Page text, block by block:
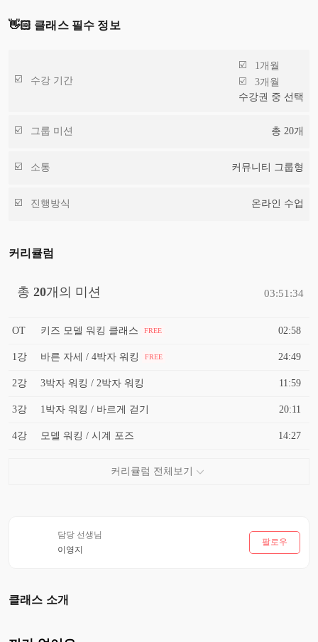
👋🏻 클래스 필수 정보
수강 기간
1개월
3개월
수강권 중 선택
그룹 미션 총 20개
소통 커뮤니티 그룹형
진행방식 온라인 수업
커리큘럼
총 20개의 미션 03:51:34
OT 키즈 모델 워킹 클래스 FREE 02:58
1강 바른 자세 / 4박자 워킹 FREE 24:49
2강 3박자 워킹 / 2박자 워킹 11:59
3강 1박자 워킹 / 바르게 걷기 20:11
4강 모델 워킹 / 시계 포즈 14:27
담당 선생님
이영지
팔로우
클래스 소개